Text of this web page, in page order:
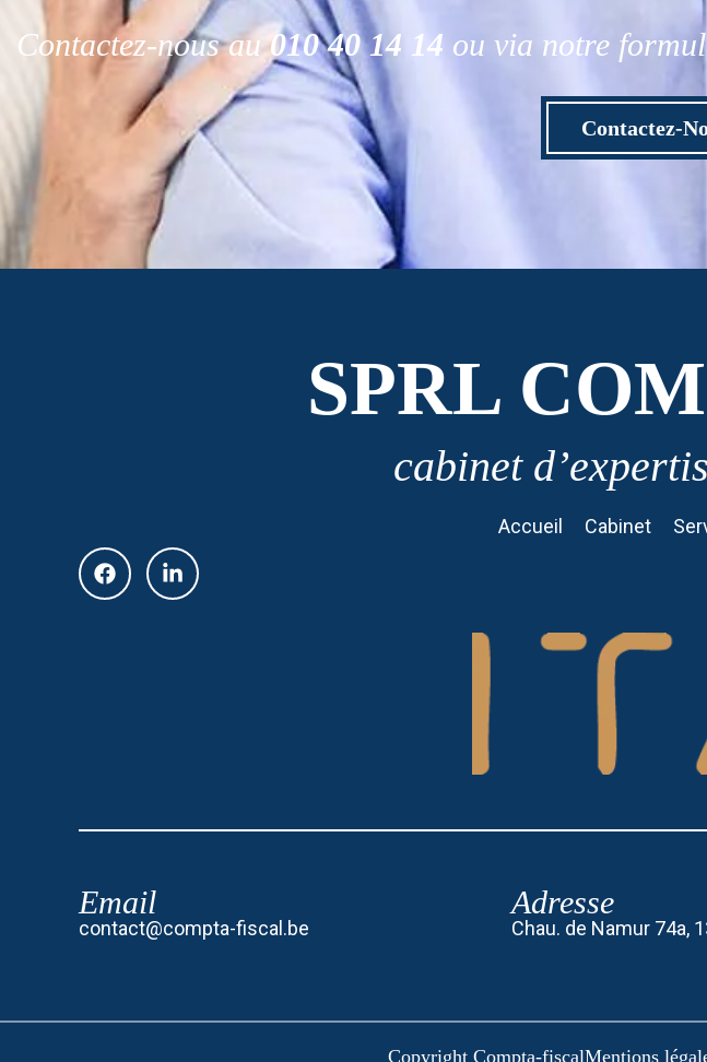
Contactez-nous au010 40 14 14 ou via notre
Contactez-
SPRL
cabinet
Accueil Cabinet
Email
contact@compta-fiscal.be
Adresse
Chau. de Namur 74a,
Copyright Compta-fiscalMentions